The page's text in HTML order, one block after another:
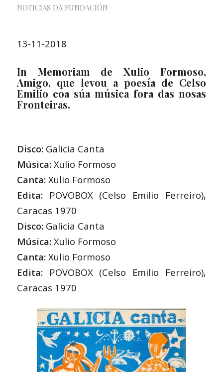
NOTICIAS DA FUNDACIÓN
13-11-2018
In Memoriam de Xulio Formoso,
Amigo, que levou a poesía de Celso
Emilio coa súa música fora das nosas
Fronteiras.
Disco:Galicia Canta
Música:Xulio Formoso
Canta:Xulio Formoso
Edita:POVOBOX (Celso Emilio Ferreiro),
Caracas 1970
Disco:Galicia Canta
Música:Xulio Formoso
Canta:Xulio Formoso
Edita:POVOBOX (Celso Emilio Ferreiro),
Caracas 1970